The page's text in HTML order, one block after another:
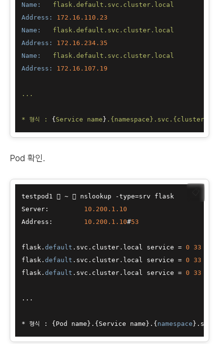
Name:
flask.default.svc.cluster.local
Address:
172.16 .110 .23
Name:
flask.default.svc.cluster.local
Address:
172.16 .234.35
Name:
flask.default.svc.cluster.local
Address:
172.16 .107 .19
...
* 형식 : { Service name }
Pod 확인.
testpod1  ~  nslookup -type=srv flask
Server: 10.200 .1 .10
Address: 10.200 .1 .10#53
flask. default .svc.cluster.local service = 0 33
flask. default .svc.cluster.local service = 0 33
flask. default .svc.cluster.local service = 0 33
...
* 형식 : {Pod name}.{Service name}.{ namespace